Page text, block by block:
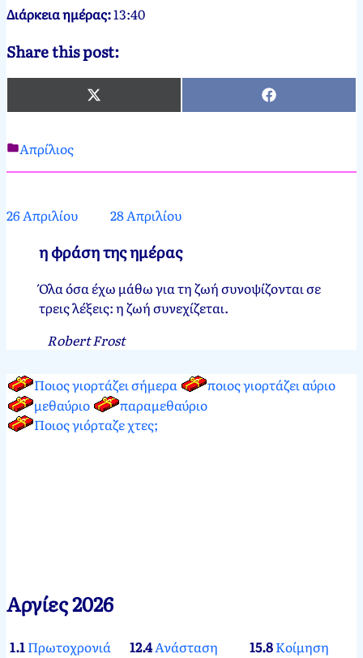
Διάρκεια ημέρας:13:40
Share this post:
X
(Twitter)
Facebook
Νεκτάριος
27
2012
Μαρτίου,
Απρίλιος
26 Απριλίου 28 Απριλίου
η φράση της ημέρας
Όλα όσα έχω μάθω για τη ζωή συνοψίζονται σε
τρεις λέξεις: η ζωή συνεχίζεται.
Robert Frost
Ποιος γιορτάζει σήμερα
ποιος γιορτάζει αύριο
μεθαύριο
παραμεθαύριο
Ποιος γιόρταζε χτες;
Αργίες 2026
1.1Πρωτοχρονιά 12.4Ανάσταση 15.8Κοίμηση